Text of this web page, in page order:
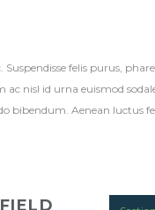
felis purus,
nisl id urna euismod
bibendum. Aenean luctus